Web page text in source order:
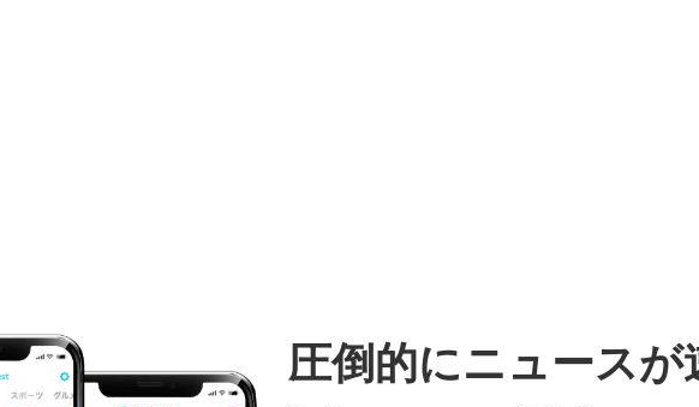
圧倒的にニュースが